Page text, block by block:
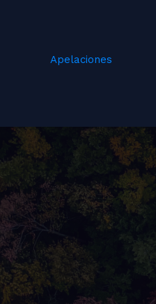
Apelaciones